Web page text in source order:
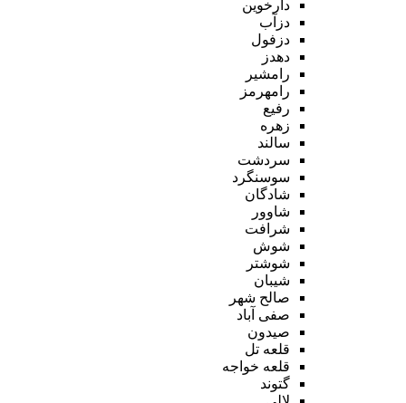
دارخوین
دزآب
دزفول
دهدز
رامشیر
رامهرمز
رفیع
زهره
سالند
سردشت
سوسنگرد
شادگان
شاوور
شرافت
شوش
شوشتر
شیبان
صالح شهر
صفی آباد
صیدون
قلعه تل
قلعه خواجه
گتوند